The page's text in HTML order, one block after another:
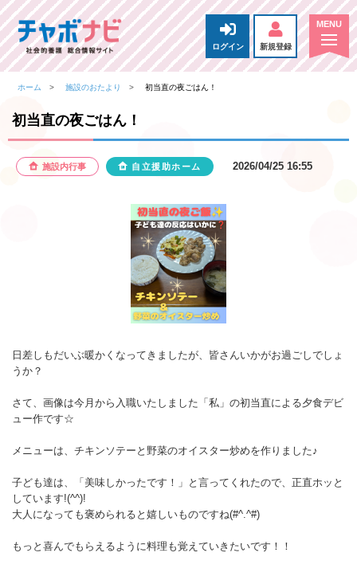
ログイン 新規登録
ホーム 施設のおたより 初当直の夜ごはん！
初当直の夜ごはん！
施設内行事 自立援助ホーム 2026/04/25 16:55
日差しもだいぶ暖かくなってきましたが、皆さんいかがお過ごしでしょ
うか？
さて、画像は今月から入職いたしました「私」の初当直による夕食デビ
ュー作です☆
メニューは、チキンソテーと野菜のオイスター炒めを作りました♪
子ども達は、「美味しかったです！」と言ってくれたので、正直ホッと
しています!(^^)!
大人になっても褒められると嬉しいものですね(#^.^#)
もっと喜んでもらえるように料理も覚えていきたいです！！